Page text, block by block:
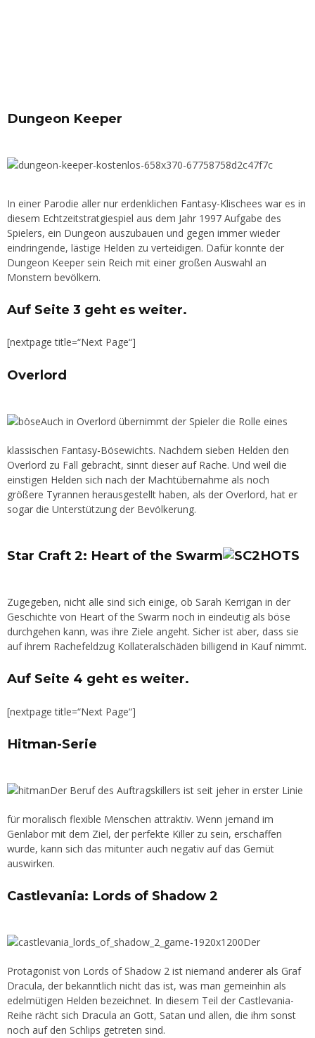
Dungeon Keeper
In einer Parodie aller nur erdenklichen Fantasy-Klischees war es in
diesem Echtzeitstratgiespiel aus dem Jahr 1997 Aufgabe des
Spielers, ein Dungeon auszubauen und gegen immer wieder
eindringende, lästige Helden zu verteidigen. Dafür konnte der
Dungeon Keeper sein Reich mit einer großen Auswahl an
Monstern bevölkern.
Auf Seite 3 geht es weiter.
[nextpage title=“Next Page“]
Overlord
Auch in Overlord übernimmt der Spieler die Rolle eines
klassischen Fantasy-Bösewichts. Nachdem sieben Helden den
Overlord zu Fall gebracht, sinnt dieser auf Rache. Und weil die
einstigen Helden sich nach der Machtübernahme als noch
größere Tyrannen herausgestellt haben, als der Overlord, hat er
sogar die Unterstützung der Bevölkerung.
Star Craft 2: Heart of the Swarm
Zugegeben, nicht alle sind sich einige, ob Sarah Kerrigan in der
Geschichte von Heart of the Swarm noch in eindeutig als böse
durchgehen kann, was ihre Ziele angeht. Sicher ist aber, dass sie
auf ihrem Rachefeldzug Kollateralschäden billigend in Kauf nimmt.
Auf Seite 4 geht es weiter.
[nextpage title=“Next Page“]
Hitman-Serie
Der Beruf des Auftragskillers ist seit jeher in erster Linie
für moralisch flexible Menschen attraktiv. Wenn jemand im
Genlabor mit dem Ziel, der perfekte Killer zu sein, erschaffen
wurde, kann sich das mitunter auch negativ auf das Gemüt
auswirken.
Castlevania: Lords of Shadow 2
Der
Protagonist von Lords of Shadow 2 ist niemand anderer als Graf
Dracula, der bekanntlich nicht das ist, was man gemeinhin als
edelmütigen Helden bezeichnet. In diesem Teil der Castlevania-
Reihe rächt sich Dracula an Gott, Satan und allen, die ihm sonst
noch auf den Schlips getreten sind.